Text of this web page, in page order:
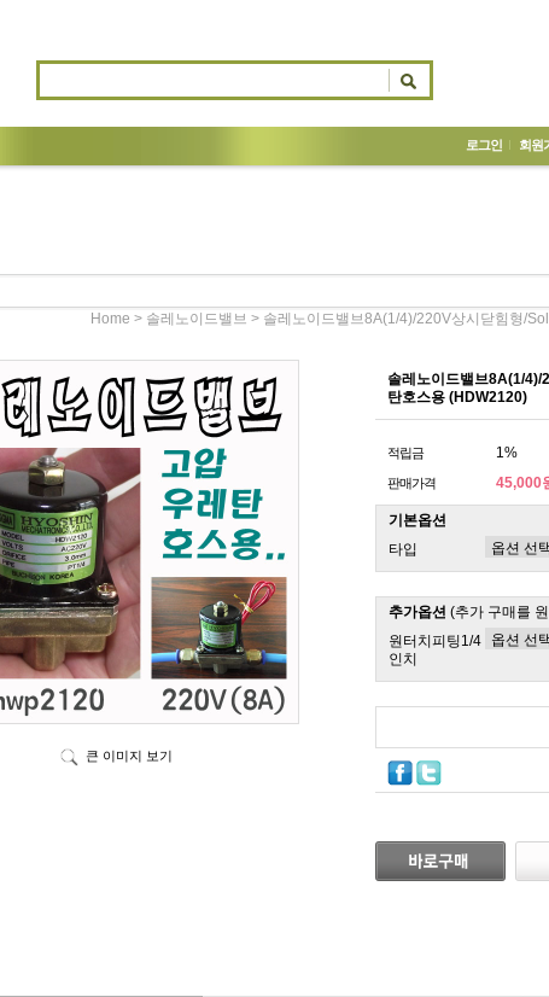
로그인 회원
Home > 솔레노이드밸브 > 솔레노이드밸브8A(1/4)/220V상시닫힘형/
큰 이미지 보기
솔레노이드밸브8A(1/4)/
탄호스용 (HDW2120)
적립금 1%
판매가격 45,000
기본옵션
타입
추가옵션 (추가 구매를
원터치피팅1/4
인치